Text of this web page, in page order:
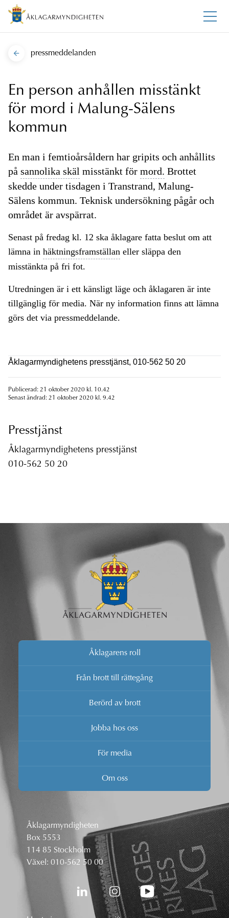
pressmeddelanden
En person anhållen misstänkt
för mord i Malung-Sälens
kommun
En man i femtioårsåldern har gripits och anhållits
på sannolika skäl misstänkt för mord. Brottet
skedde under tisdagen i Transtrand, Malung-
Sälens kommun. Teknisk undersökning pågår och
området är avspärrat.
Senast på fredag kl. 12 ska åklagare fatta beslut om att
lämna in häktningsframställan eller släppa den
misstänkta på fri fot.
Utredningen är i ett känsligt läge och åklagaren är inte
tillgänglig för media. När ny information finns att lämna
görs det via pressmeddelande.
Åklagarmyndighetens presstjänst, 010-562 50 20
Publicerad: 21 oktober 2020 kl. 10.42
Senast ändrad: 21 oktober 2020 kl. 9.42
Presstjänst
Åklagarmyndighetens presstjänst
010-562 50 20
Åklagarens roll
Från brott till rättegång
Berörd av brott
Jobba hos oss
För media
Om oss
Åklagarmyndigheten
Box 5553
114 85 Stockholm
Växel: 010-562 50 00